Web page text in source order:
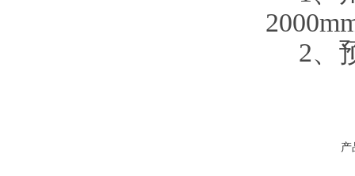
2、
产